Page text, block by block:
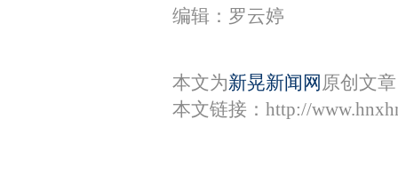
编辑：罗云婷
本文为新晃新闻网 原创文
本文链接： http://